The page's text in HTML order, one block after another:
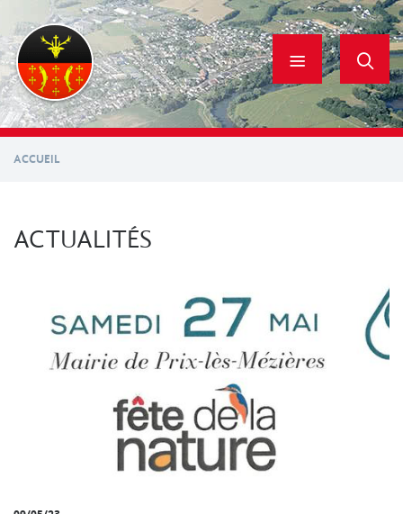
contenu
principal
ACCUEIL
ACTUALITÉS